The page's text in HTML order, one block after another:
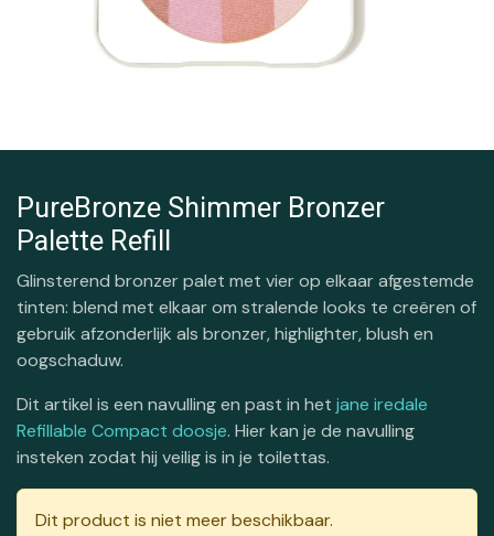
PureBronze Shimmer Bronzer
Palette Refill
Glinsterend bronzer palet met vier op elkaar afgestemde
tinten: blend met elkaar om stralende looks te creëren of
gebruik afzonderlijk als bronzer, highlighter, blush en
oogschaduw.
Dit artikel is een navulling en past in het jane iredale
Refillable Compact doosje. Hier kan je de navulling
insteken zodat hij veilig is in je toilettas.
Dit product is niet meer beschikbaar.